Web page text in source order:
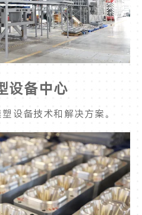
设备中心
设备技术和解决方案。